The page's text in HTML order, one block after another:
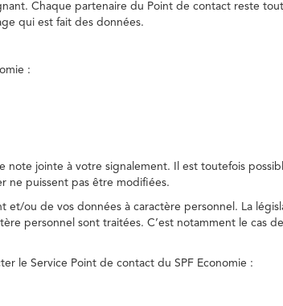
Chaque partenaire du Point de contact reste
qui est fait des données.
:
note jointe à votre signalement. Il est toutefois
ne puissent pas être modifiées.
et/ou de vos données à caractère personnel. La
personnel sont traitées. C’est notamment le cas
le Service Point de contact du SPF Economie :